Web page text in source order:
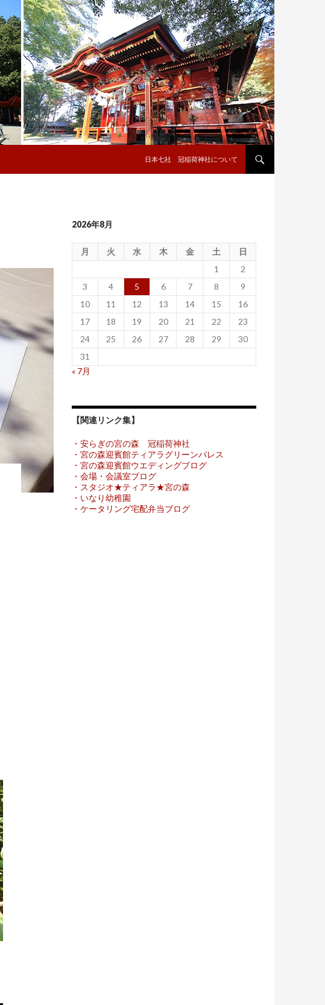
日本七社 冠稲荷神社について
2026年8月
月 火 水 木 金 土
日
1
2
3
4 5 6 7 8
9
10
11 12 13 14 15
16
17
18 19 20 21 22
23
24
25 26 27 28 29
30
31
« 7月
【関連リンク集】
・安らぎの宮の森 冠稲荷神社
・宮の森迎賓館ティアラグリーンパレス
・宮の森迎賓館ウエディングブログ
・会場・会議室ブログ
・スタジオ★ティアラ★宮の森
・いなり幼稚園
・ケータリング宅配弁当ブログ